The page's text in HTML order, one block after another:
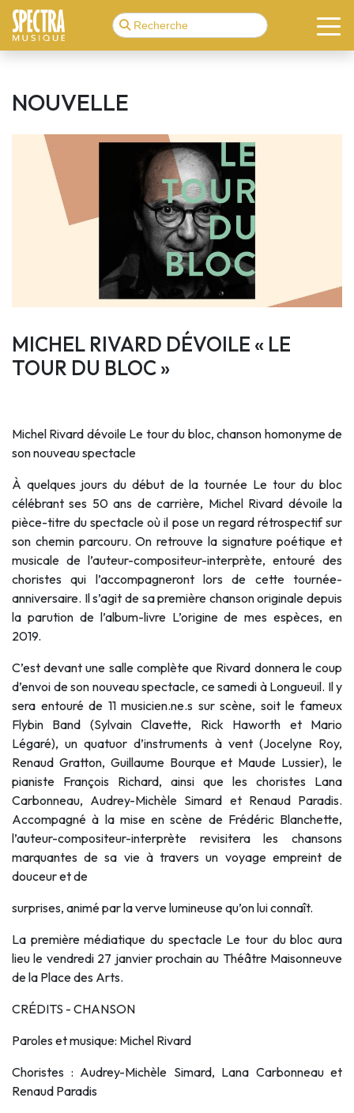
NOUVELLE
MICHEL RIVARD DÉVOILE « LE
TOUR DU BLOC »
Michel Rivard dévoile Le tour du bloc, chanson homonyme de
son nouveau spectacle
À quelques jours du début de la tournée Le tour du bloc
célébrant ses 50 ans de carrière, Michel Rivard dévoile la
pièce-titre du spectacle où il pose un regard rétrospectif sur
son chemin parcouru. On retrouve la signature poétique et
musicale de l’auteur-compositeur-interprète, entouré des
choristes qui l’accompagneront lors de cette tournée-
anniversaire. Il s’agit de sa première chanson originale depuis
la parution de l’album-livre L’origine de mes espèces, en
2019.
C’est devant une salle complète que Rivard donnera le coup
d’envoi de son nouveau spectacle, ce samedi à Longueuil. Il y
sera entouré de 11 musicien.ne.s sur scène, soit le fameux
Flybin Band (Sylvain Clavette, Rick Haworth et Mario
Légaré), un quatuor d’instruments à vent (Jocelyne Roy,
Renaud Gratton, Guillaume Bourque et Maude Lussier), le
pianiste François Richard, ainsi que les choristes Lana
Carbonneau, Audrey-Michèle Simard et Renaud Paradis.
Accompagné à la mise en scène de Frédéric Blanchette,
l’auteur-compositeur-interprète revisitera les chansons
marquantes de sa vie à travers un voyage empreint de
douceur et de
surprises, animé par la verve lumineuse qu’on lui connaît.
La première médiatique du spectacle Le tour du bloc aura
lieu le vendredi 27 janvier prochain au Théâtre Maisonneuve
de la Place des Arts.
CRÉDITS - CHANSON
Paroles et musique: Michel Rivard
Choristes : Audrey-Michèle Simard, Lana Carbonneau et
Renaud Paradis